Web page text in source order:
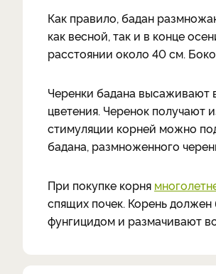
Как правило, бадан
как весной, так и в конце
расстоянии около 40 см.
Черенки бадана высаживают
цветения. Черенок получают
стимуляции корней можно
бадана, размноженного
При покупке корня
спящих почек. Корень
фунгицидом и размачивают